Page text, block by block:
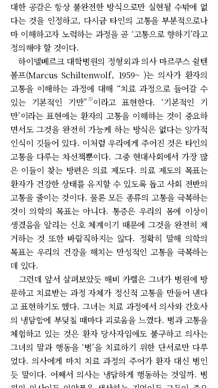
대한 공감은 항상 불완전한 방식으로만 실현될 수밖에 없
다는 것을 인정하고, 다시금 타인의 고통을 부분적으로나
마 이해하고자 노력하는 과정을 곧 ‘고통으로 향하기’라고
정의해야 할 것이다.
하이델베르크 대학병원의 정형외과 의사 마르쿠스 쉴텐
볼프(Marcus Schiltenwolf, 1959~ )는 의사가 환자의
고통을 이해하는 과정에 대해 “치료 과정으로 들어갈 수
있는 기본적인 기만” 3)이라고 표현한다. ‘기본적인 기
만’이라는 표현에는 환자의 고통을 이해하는 것이 중요하
면서도 그것을 완전히 가능케 하는 방식은 없다는 양가적
인식이 깃들어 있다. 이처럼 우리에게 주어진 것은 타인의
고통을 다루는 차선책뿐이다. 그중 현대사회에서 가장 많
은 이들이 찾는 방편은 의료 제도다. 의료 제도의 목표는
환자가 건강한 상태를 유지할 수 있도록 돕고 사회 전반의
고통을 줄이는 것이다. 물론 모든 종류의 고통을 극복하는
것이 의학의 목표는 아니다. 통증은 우리의 몸에 이상이
생겼음을 알리는 신호 체계이기 때문에 그것을 완전히 제
거하는 것 또한 바람직하지는 않다. 정확히 말해 의학의
목표는 우리의 건강을 해치는 만성적인 고통을 극복하는
데 있다.
그런데 앞서 살펴보았듯 해비 카렐은 그녀가 병원에 방
문하고 치료받는 과정 자체가 정신적 고통을 만들어 낸다
고 표현하기도 했다. 그녀는 치료 과정에서 의사와 간호사
의 냉담함에 부딪칠 때마다 괴로움을 느꼈다. 병과 고통을
체험하고 있는 것은 환자 당사자임에도 불구하고 의사는
그녀의 말과 행동을 ‘병’을 치료하기 위한 단서로만 다루
었다. 의사에게 마치 치료 과정의 주어가 환자 대신 병인
듯 말이다. 어째서 의사는 냉담하게 행동하는 것일까. 병